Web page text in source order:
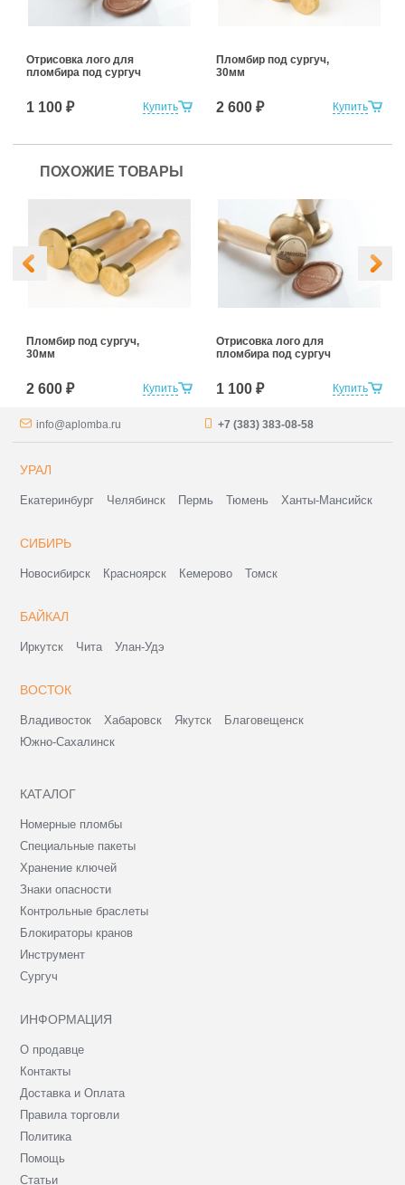
Купить
Отрисовка лого для
пломбира под сургуч
1 100 ₽ Купить
Пломбир под сургуч,
30мм
2 600 ₽
ПОХОЖИЕ ТОВАРЫ
Купить
Пломбир под сургуч,
30мм
2 600 ₽ Купить
Отрисовка лого для
пломбира под сургуч
1 100 ₽
info@aplomba.ru +7 (383) 383-08-58
УРАЛ
Екатеринбург Челябинск Пермь Тюмень Ханты-Мансийск
СИБИРЬ
Новосибирск Красноярск Кемерово Томск
БАЙКАЛ
Иркутск Чита Улан-Удэ
ВОСТОК
Владивосток Хабаровск Якутск
Благовещенск
Южно-Сахалинск
КАТАЛОГ
Номерные пломбы
Специальные пакеты
Хранение ключей
Знаки опасности
Контрольные браслеты
Блокираторы кранов
Инструмент
Сургуч
ИНФОРМАЦИЯ
О продавце
Контакты
Доставка и Оплата
Правила торговли
Политика
Помощь
Статьи